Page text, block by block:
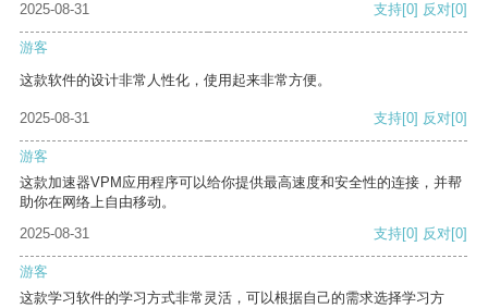
2025-08-31 支持[0] 反对[0]
游客
这款软件的设计非常人性化，使用起来非常方便。
2025-08-31 支持[0] 反对[0]
游客
这款加速器VPM应用程序可以给你提供最高速度和安全性的连接，并帮
助你在网络上自由移动。
2025-08-31
支持[0] 反对[0]
游客
这款学习软件的学习方式非常灵活，可以根据自己的需求选择学习方